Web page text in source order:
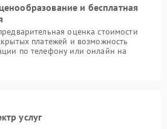
и бесплатная
оценка стоимости
платежей и возможность
по телефону или онлайн на
услуг